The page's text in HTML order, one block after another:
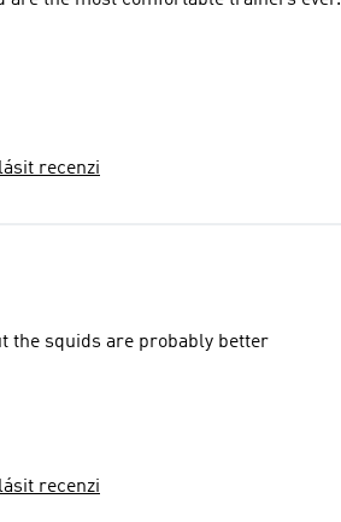
recenzi
the squids are probably better
recenzi